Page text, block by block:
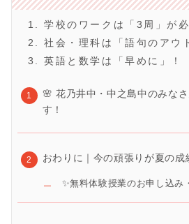
1. 学校のワークは「3周」が必
2. 社会・理科は「語句のアウ
3. 英語と数学は「早めに」！
🌸 花乃井中・中之島中のみな
す！
おわりに｜今の頑張りが夏の成
✨無料体験授業のお申し込み